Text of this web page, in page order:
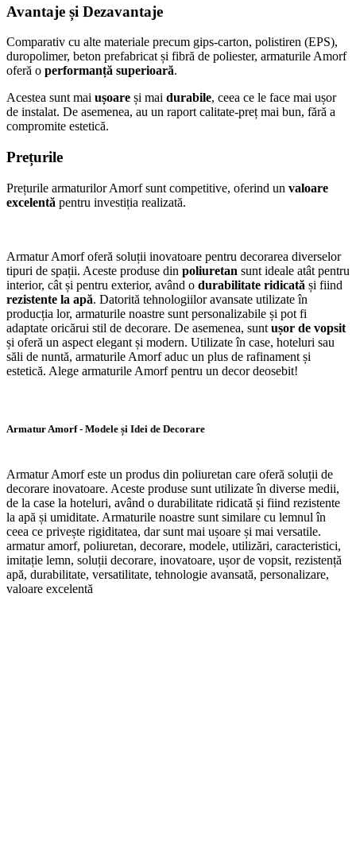
Avantaje și Dezavantaje
Comparativ cu alte materiale precum gips-carton, polistiren (EPS),
duropolimer, beton prefabricat și fibră de poliester, armaturile Amorf
oferă o performanță superioară.
Acestea sunt mai ușoare și mai durabile, ceea ce le face mai ușor
de instalat. De asemenea, au un raport calitate-preț mai bun, fără a
compromite estetică.
Prețurile
Prețurile armaturilor Amorf sunt competitive, oferind un valoare
excelentă pentru investiția realizată.
Armatur Amorf oferă soluții inovatoare pentru decorarea diverselor
tipuri de spații. Aceste produse din poliuretan sunt ideale atât pentru
interior, cât și pentru exterior, având o durabilitate ridicată și fiind
rezistente la apă. Datorită tehnologiilor avansate utilizate în
producția lor, armaturile noastre sunt personalizabile și pot fi
adaptate oricărui stil de decorare. De asemenea, sunt ușor de vopsit
și oferă un aspect elegant și modern. Utilizate în case, hoteluri sau
săli de nuntă, armaturile Amorf aduc un plus de rafinament și
estetică. Alege armaturile Amorf pentru un decor deosebit!
Armatur Amorf - Modele și Idei de Decorare
Armatur Amorf este un produs din poliuretan care oferă soluții de
decorare inovatoare. Aceste produse sunt utilizate în diverse medii,
de la case la hoteluri, având o durabilitate ridicată și fiind rezistente
la apă și umiditate. Armaturile noastre sunt similare cu lemnul în
ceea ce privește rigiditatea, dar sunt mai ușoare și mai versatile.
armatur amorf, poliuretan, decorare, modele, utilizări, caracteristici,
imitație lemn, soluții decorare, inovatoare, ușor de vopsit, rezistență
apă, durabilitate, versatilitate, tehnologie avansată, personalizare,
valoare excelentă